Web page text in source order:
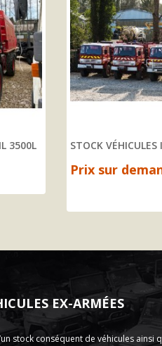
3500L STOCK VÉHICULES
Prix sur
EX-ARMÉES
stock conséquent de véhicules ainsi